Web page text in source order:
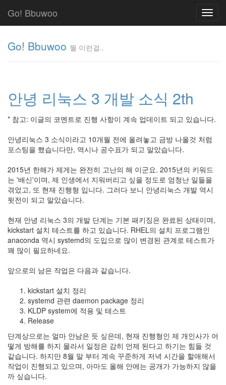
Go! Bbuwoo
Go! Bbuwoo 뭘 이런걸..
안녕 리눅스 3 개발 소식 2th
* 참고: 이글의 코멘트로 진행 사항이 계속 업데이트 되고 있습니다.
안녕리눅스 3 소식이라고 10개월 전에 올려놓고 금방 나올것 처럼
포스팅을 했습니다만, 역시나 공수표가 되고 말았습니다.
2015년 한해가 제게는 완전히 고난의 해 이군요. 2015년의 키워드
는 '배신'이며, 제 인생에서 지워버리고 싶을 정도로 엄청난 일들을
겪었고, 또 현재 진행형 입니다. 그러다 보니 안녕리눅스 개발 역시
뒷전이 되고 말았습니다.
현재 안녕 리눅스 3의 개발 단계는 기본 패키징은 완료된 상태이며,
kickstart 설치 테스트를 하고 있습니다. RHEL의 설치 프로그램인
anaconda 역시 systemd의 도입으로 많이 변경된 관계로 테스트가
꽤 많이 필요하네요.
앞으로의 남은 작업은 다음과 같습니다.
kickstart 설치 정리
systemd 관련 daemon package 정리
KLDP system에 적용 및 테스트
Release
단계상으로는 얼마 안남은 듯 싶은데, 현재 진행형인 제 개인사가 어
떻게 방해를 하지 몰라서 일정은 감히 언제 된다고 하기는 힘들 것
같습니다. 하지만 8월 말 부터 계속 꾸준하게 저녁 시간을 할애해서
작업이 진행되고 있으며, 아마도 올해 안에는 공개가 가능하지 않을
까 싶습니다.
걸..
김
균
Cloud
안
녕
리
눅
스
AnNyung
Firefox
Mozilla
표
준
L10N
iPutty